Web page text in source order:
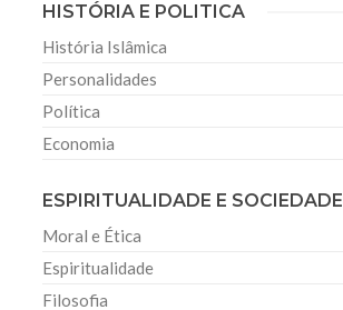
HISTÓRIA E POLITICA
História Islâmica
Personalidades
Política
Economia
ESPIRITUALIDADE E SOCIEDADE
Moral e Ética
Espiritualidade
Filosofia